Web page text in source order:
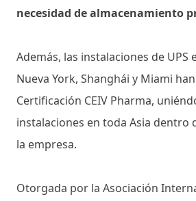
necesidad de almacenamiento
Además, las instalaciones de UPS
Nueva York, Shanghái y Miami
Certificación CEIV Pharma,
instalaciones en toda Asia dentro
la empresa.
Otorgada por la Asociación